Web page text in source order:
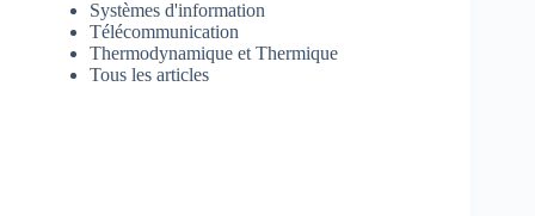
Systèmes d'information
Télécommunication
Thermodynamique et Thermique
Tous les articles